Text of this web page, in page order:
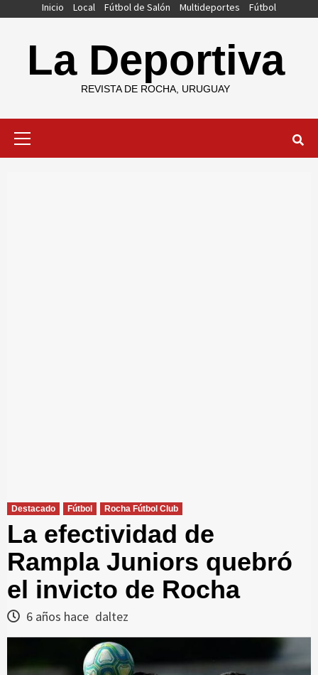
contenido
Inicio Local Fútbol de Salón Multideportes Fútbol
La Deportiva
REVISTA DE ROCHA, URUGUAY
Destacado Fútbol Rocha Fútbol Club
La efectividad de
Rampla Juniors quebró
el invicto de Rocha
6 años hace daltez